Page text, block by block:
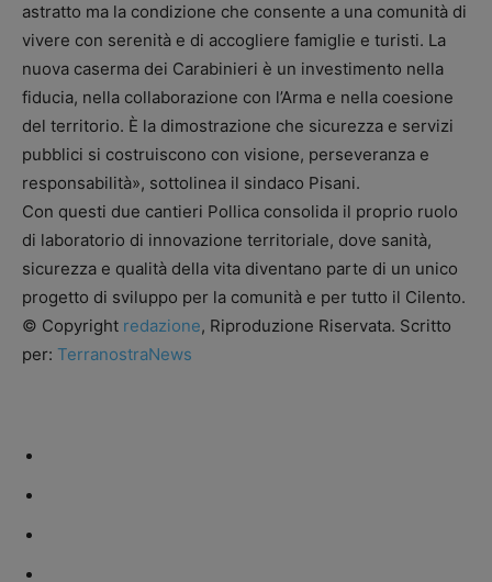
astratto ma la condizione che consente a una comunità di
vivere con serenità e di accogliere famiglie e turisti. La
nuova caserma dei Carabinieri è un investimento nella
fiducia, nella collaborazione con l’Arma e nella coesione
del territorio. È la dimostrazione che sicurezza e servizi
pubblici si costruiscono con visione, perseveranza e
responsabilità», sottolinea il sindaco Pisani.
Con questi due cantieri Pollica consolida il proprio ruolo
di laboratorio di innovazione territoriale, dove sanità,
sicurezza e qualità della vita diventano parte di un unico
progetto di sviluppo per la comunità e per tutto il Cilento.
© Copyright redazione, Riproduzione Riservata. Scritto
per: TerranostraNews